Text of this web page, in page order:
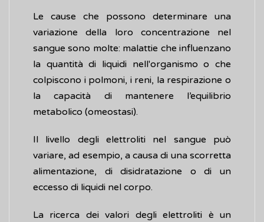
Le cause che possono determinare una
variazione della loro concentrazione nel
sangue sono molte: malattie che influenzano
la quantità di liquidi nell'organismo o che
colpiscono i polmoni, i reni, la respirazione o
la capacità di mantenere l’equilibrio
metabolico (omeostasi).
Il livello degli elettroliti nel sangue può
variare, ad esempio, a causa di una scorretta
alimentazione, di disidratazione o di un
eccesso di liquidi nel corpo.
La ricerca dei valori degli elettroliti è un